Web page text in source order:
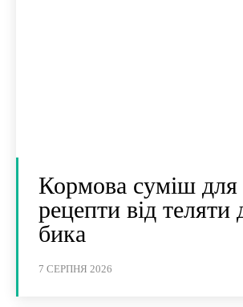
Кормова суміш
рецепти від теляти
бика
7 СЕРПНЯ 2026